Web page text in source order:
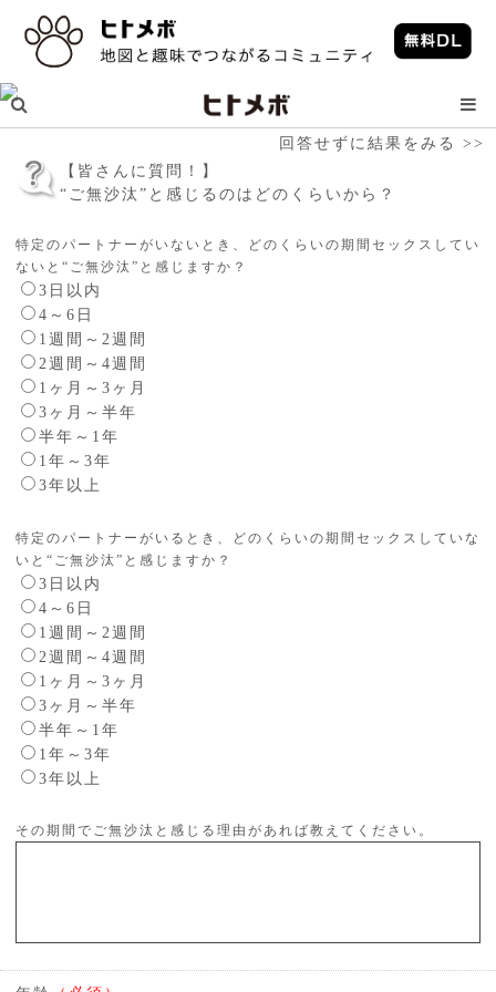
回答せずに結果をみる >>
【皆さんに質問！】
“ご無沙汰”と感じるのはどのくらいから？
特定のパートナーがいないとき、どのくらいの期間セックスしてい
ないと“ご無沙汰”と感じますか？
3日以内
4～6日
1週間～2週間
2週間～4週間
1ヶ月～3ヶ月
3ヶ月～半年
半年～1年
1年～3年
3年以上
特定のパートナーがいるとき、どのくらいの期間セックスしていな
いと“ご無沙汰”と感じますか？
3日以内
4～6日
1週間～2週間
2週間～4週間
1ヶ月～3ヶ月
3ヶ月～半年
半年～1年
1年～3年
3年以上
その期間でご無沙汰と感じる理由があれば教えてください。